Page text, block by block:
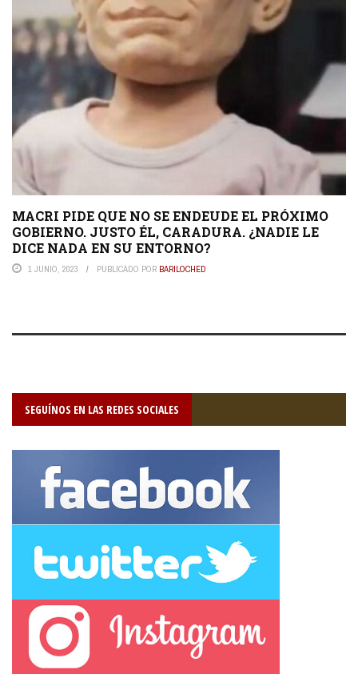
MACRI PIDE QUE NO SE ENDEUDE EL PRÓXIMO
GOBIERNO. JUSTO ÉL, CARADURA. ¿NADIE LE
DICE NADA EN SU ENTORNO?
1 JUNIO, 2023 PUBLICADO POR BARILOCHED
SEGUÍNOS EN LAS REDES SOCIALES